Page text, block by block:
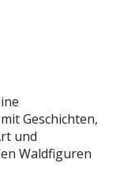
Geschichten,
und
Waldfiguren